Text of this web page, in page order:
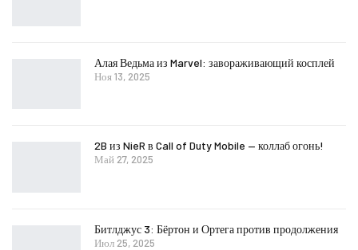
Алая Ведьма из Marvel: завораживающий косплей
Ноя 13, 2025
2B из NieR в Call of Duty Mobile — коллаб огонь!
Май 27, 2025
Битлджус 3: Бёртон и Ортега против продолжения
Июл 25, 2025